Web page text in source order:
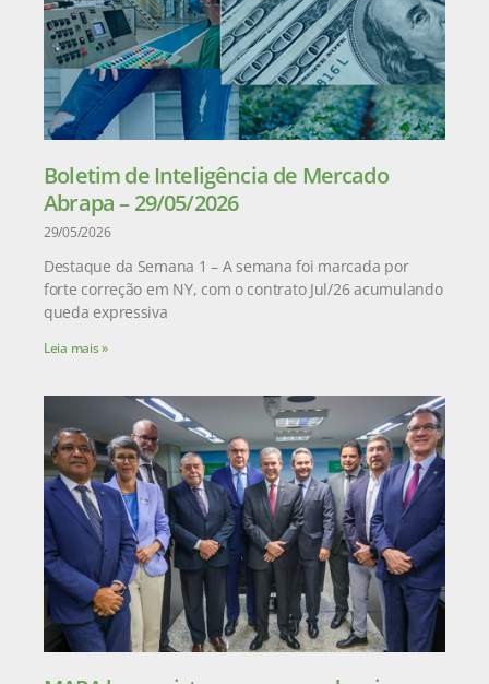
Boletim de Inteligência de Mercado
Abrapa – 29/05/2026
29/05/2026
Destaque da Semana 1 – A semana foi marcada por
forte correção em NY, com o contrato Jul/26 acumulando
queda expressiva
Leia mais »